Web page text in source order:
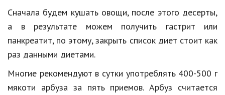
Кинематограф
Домашние животные
Путешествия
Сначала будем кушать овощи, после этого десерты,
а в результате можем получить гастрит или
панкреатит, по этому, закрыть список диет стоит как
раз данными диетами.
Многие рекомендуют в сутки употреблять 400-500 г
мякоти арбуза за пять приемов. Арбуз считается